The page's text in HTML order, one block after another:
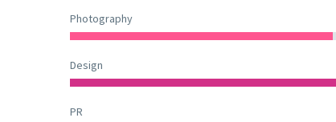
Photography
Design
PR